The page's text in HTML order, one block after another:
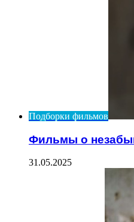
Подборки фильмов
Фильмы о
31.05.2025